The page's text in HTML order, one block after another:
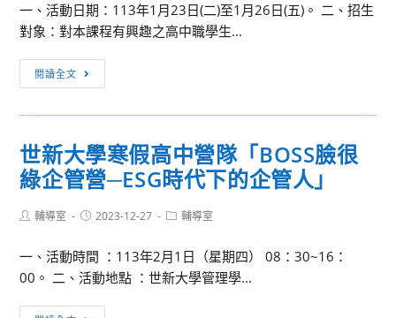
教
職
員
工
參
閱。
推
廣
教
心
開
辦
2024
令
一、活動日期：113年1月23日(二)至1月26日(五)。 二、招生
對象：對本課程有興趣之高中職學生...
閱讀全文
甲
大
「運
算
維
iOS
app
開
世新大學寒假高中營隊「BOSS臉很
綠企管營─ESG時代下的企管人」
Post輔導室
Post2023-12-27
Post輔導室
一、活動時間 ：113年2月1日（星期四） 08：30~16：
00。 二、活動地點 ：世新大學管理學...